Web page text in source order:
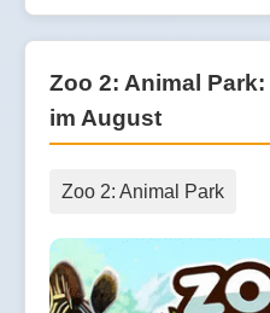
Zoo 2: Animal
im August
Zoo 2: Animal Park